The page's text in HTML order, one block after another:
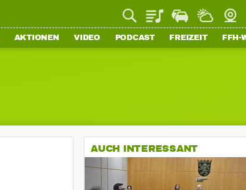
PlaylistStaupilotWetter
AKTIONEN VIDEO PODCAST FREIZEIT FFH-
AUCH INTERESSANT